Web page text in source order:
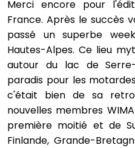
Merci encore pour
France. Après le succès
passé un superbe
Hautes-Alpes. Ce lieu
autour du lac de
paradis pour les
c'était bien de sa
nouvelles membres
première moitié et de
Finlande, Grande-